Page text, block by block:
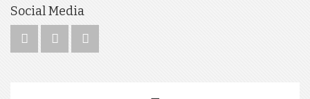
Social Media